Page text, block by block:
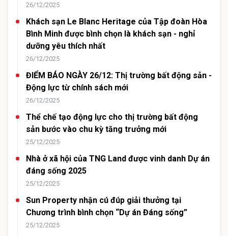
26/12/2025
Khách sạn Le Blanc Heritage của Tập đoàn Hòa
Bình Minh được bình chọn là khách sạn - nghỉ
dưỡng yêu thích nhất
26/12/2025
ĐIỂM BÁO NGÀY 26/12: Thị trường bất động sản -
Động lực từ chính sách mới
26/12/2025
Thể chế tạo động lực cho thị trường bất động
sản bước vào chu kỳ tăng trưởng mới
25/12/2025
Nhà ở xã hội của TNG Land được vinh danh Dự án
đáng sống 2025
25/12/2025
Sun Property nhận cú đúp giải thưởng tại
Chương trình bình chọn “Dự án Đáng sống”
25/12/2025